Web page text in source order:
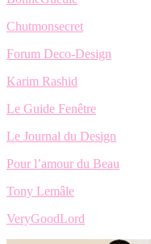
Chutmonsecret
Forum Deco-Design
Karim Rashid
Le Guide Fenêtre
Le Journal du Design
Pour l’amour du Beau
Tony Lemâle
VeryGoodLord